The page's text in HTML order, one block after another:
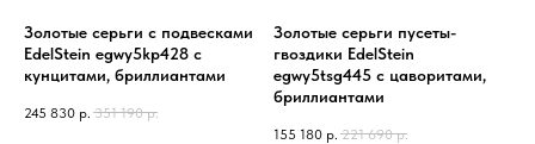
Золотые серьги с подвесками
EdelStein egwy5kp428 с
кунцитами, бриллиантами
245 830 р. 351 190 р.
Золотые серьги пусеты-
гвоздики EdelStein
egwy5tsg445 с цаворитами,
бриллиантами
155 180 р. 221 690 р.